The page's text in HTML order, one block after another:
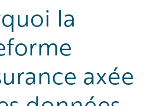
la
axée